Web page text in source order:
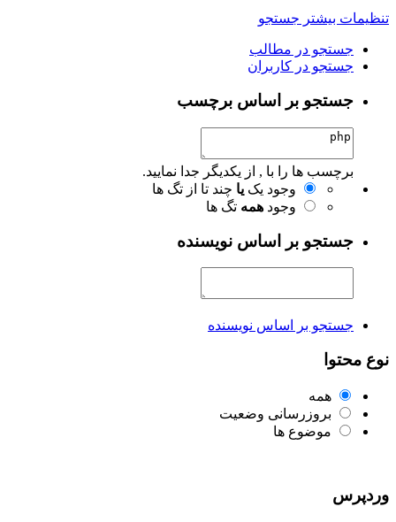
تنظیمات بیشتر جستجو
جستجو در مطالب
جستجو در کاربران
جستجو بر اساس برچسب
برچسب ها را با , از یکدیگر جدا نمایید.
وجود یک یا چند تا از تگ ها
وجود همه تگ ها
جستجو بر اساس نویسنده
جستجو بر اساس نویسنده
نوع محتوا
همه
بروزرسانی وضعیت
موضوع ها
وردپرس